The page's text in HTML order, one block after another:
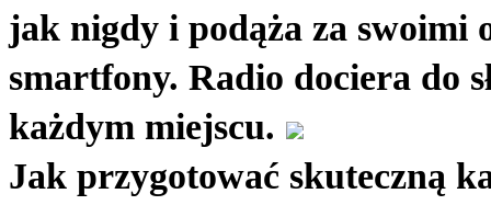
jak nigdy i podąża za swoimi
smartfony. Radio dociera do
każdym miejscu.
Jak przygotować skuteczną